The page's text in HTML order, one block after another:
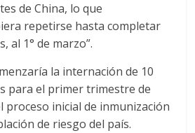
de China, lo que
repetirse hasta completar
al 1° de marzo”.
la internación de 10
para el primer trimestre de
proceso inicial de inmunización
de riesgo del país.